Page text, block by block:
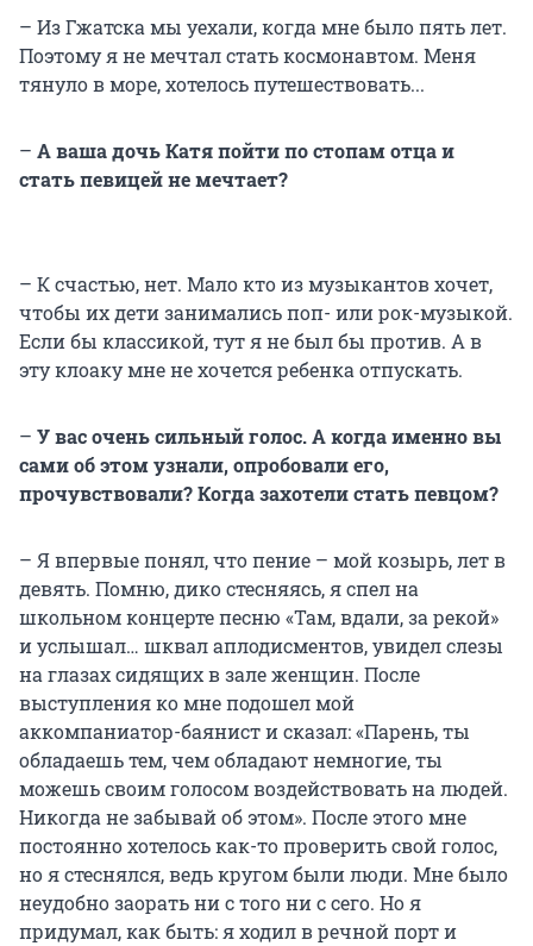
– Из Гжатска мы уехали, когда мне было пять лет.
Поэтому я не мечтал стать космонавтом. Меня
тянуло в море, хотелось путешествовать...
– А ваша дочь Катя пойти по стопам отца и
стать певицей не мечтает?
– К счастью, нет. Мало кто из музыкантов хочет,
чтобы их дети занимались поп- или рок-музыкой.
Если бы классикой, тут я не был бы против. А в
эту клоаку мне не хочется ребенка отпускать.
– У вас очень сильный голос. А когда именно вы
сами об этом узнали, опробовали его,
прочувствовали? Когда захотели стать певцом?
– Я впервые понял, что пение – мой козырь, лет в
девять. Помню, дико стесняясь, я спел на
школьном концерте песню «Там, вдали, за рекой»
и услышал… шквал аплодисментов, увидел слезы
на глазах сидящих в зале женщин. После
выступления ко мне подошел мой
аккомпаниатор-баянист и сказал: «Парень, ты
обладаешь тем, чем обладают немногие, ты
можешь своим голосом воздействовать на людей.
Никогда не забывай об этом». После этого мне
постоянно хотелось как-то проверить свой голос,
но я стеснялся, ведь кругом были люди. Мне было
неудобно заорать ни с того ни с сего. Но я
придумал, как быть: я ходил в речной порт и